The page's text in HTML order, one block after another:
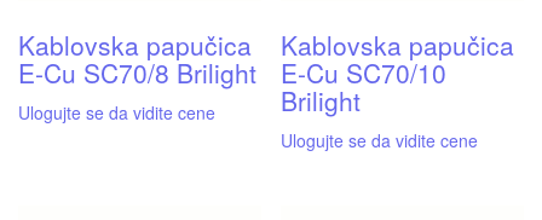
Kablovska papučica
E-Cu SC70/8 Brilight
Ulogujte se da vidite cene
Kablovska papučica
E-Cu SC70/10
Brilight
Ulogujte se da vidite cene